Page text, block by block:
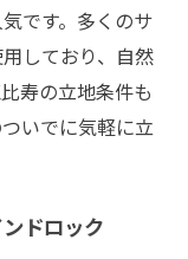
エク！恵比寿
方
楽しむコツ
ごし方
の紹介
です。多くのサ
しており、自然
寿の立地条件も
いでに気軽に立
ドロック